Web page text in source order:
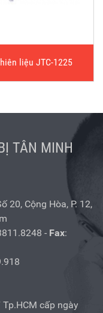
liệu JTC-1225
TÂN MINH
20, Cộng Hòa, P. 12,
- Fax:
cấp ngày